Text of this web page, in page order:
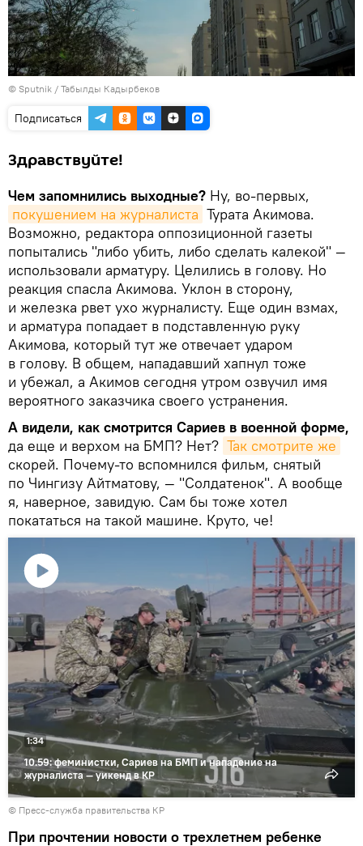
© Sputnik / Табылды Кадырбеков
Подписаться
Здравствуйте!
Чем запомнились выходные? Ну, во-первых,
покушением на журналиста Турата Акимова.
Возможно, редактора оппозиционной газеты
попытались "либо убить, либо сделать калекой" —
использовали арматуру. Целились в голову. Но
реакция спасла Акимова. Уклон в сторону,
и железка рвет ухо журналисту. Еще один взмах,
и арматура попадает в подставленную руку
Акимова, который тут же отвечает ударом
в голову. В общем, нападавший хапнул тоже
и убежал, а Акимов сегодня утром озвучил имя
вероятного заказчика своего устранения.
А видели, как смотрится Сариев в военной форме,
да еще и верхом на БМП? Нет? Так смотрите же
скорей. Почему-то вспомнился фильм, снятый
по Чингизу Айтматову, — "Солдатенок". А вообще
я, наверное, завидую. Сам бы тоже хотел
покататься на такой машине. Круто, че!
10.59: феминистки, Сариев на БМП и нападение на
журналиста — уикенд в КР
1:34
© Пресс-служба правительства КР
При прочтении новости о трехлетнем ребенке